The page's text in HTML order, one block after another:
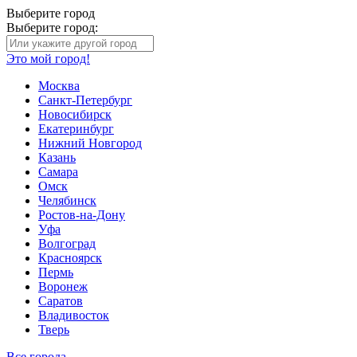
Выберите город
Выберите город:
Это мой город!
Москва
Санкт-Петербург
Новосибирск
Екатеринбург
Нижний Новгород
Казань
Самара
Омск
Челябинск
Ростов-на-Дону
Уфа
Волгоград
Красноярск
Пермь
Воронеж
Саратов
Владивосток
Тверь